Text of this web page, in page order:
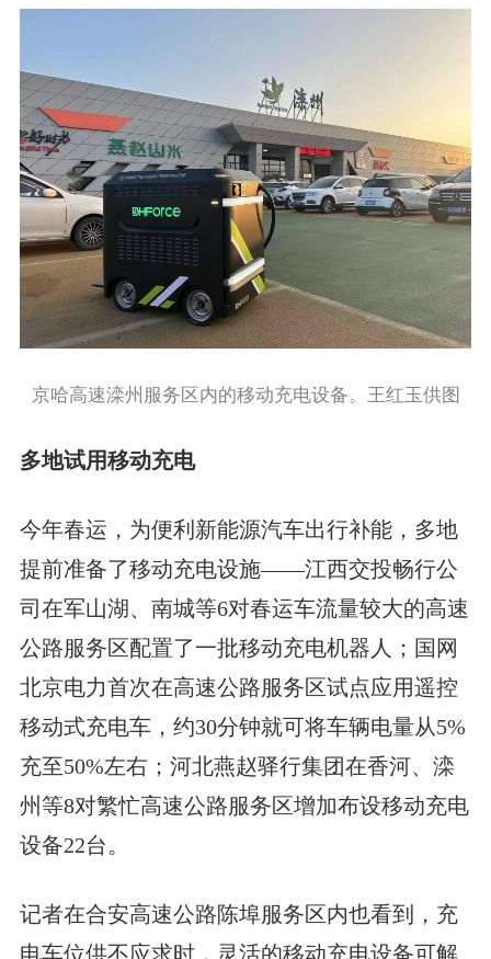
京哈高速滦州服务区内的移动充电设备。王红玉供图
多地试用移动充电
今年春运，为便利新能源汽车出行补能，多地
提前准备了移动充电设施——江西交投畅行公
司在军山湖、南城等6对春运车流量较大的高速
公路服务区配置了一批移动充电机器人；国网
北京电力首次在高速公路服务区试点应用遥控
移动式充电车，约30分钟就可将车辆电量从5%
充至50%左右；河北燕赵驿行集团在香河、滦
州等8对繁忙高速公路服务区增加布设移动充电
设备22台。
记者在合安高速公路陈埠服务区内也看到，充
电车位供不应求时，灵活的移动充电设备可解